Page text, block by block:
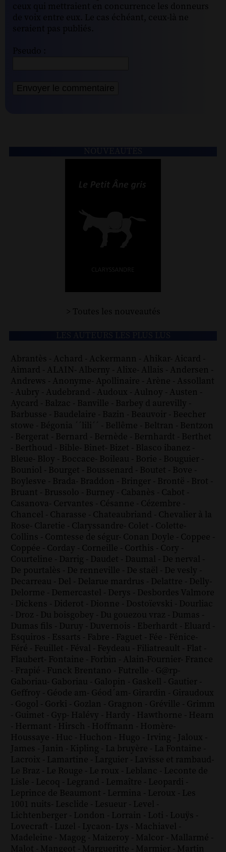
ceux qui mettraient en concurrence les donneurs
de voix entre eux. Le cas échéant, ceux-là ne
seraient pas publiés.
Pseudo :
> Toutes les nouveautés
Abrantès - Achard - Ackermann - Ahikar- Aicard -
Aimard - ALAIN- Alberny - Alixe- Allais - Andersen -
Andrews - Anonyme- Apollinaire - Arène - Assollant
- Aubry - Audebrand - Audoux - Aulnoy - Austen -
Aycard - Balzac - Banville - Barbey d aurevilly -
Barbusse - Baudelaire - Bazin - Beauvoir - Beecher
stowe - Bégonia ´´lili´´ - Bellême - Beltran - Bentzon
- Bergerat - Bernard - Bernède - Bernhardt - Berthet
- Berthoud - Bible- Binet- Bizet - Blasco ibanez -
Bleue- Bloy - Boccace- Boileau - Borie - Bouguier -
Bouniol - Bourget - Boussenard - Boutet - Bove -
Boylesve - Brada- Braddon - Bringer - Brontë - Brot -
Bruant - Brussolo - Burney - Cabanès - Cabot -
Casanova- Cervantes - Césanne - Cézembre -
Chancel - Charasse - Chateaubriand - Chevalier à la
Rose- Claretie - Claryssandre- Colet - Colette-
Collins - Comtesse de ségur- Conan Doyle - Coppee -
Coppée - Corday - Corneille - Corthis - Cory -
Courteline - Darrig - Daudet - Daumal - De nerval -
De pourtalès - De renneville - De staël - De vesly -
Decarreau - Del - Delarue mardrus - Delattre - Delly-
Delorme - Demercastel - Derys - Desbordes Valmore
- Dickens - Diderot - Dionne - Dostoïevski - Dourliac
- Droz - Du boisgobey - Du gouezou vraz - Dumas -
Dumas fils - Duruy - Duvernois - Eberhardt - Eluard -
Esquiros - Essarts - Fabre - Faguet - Fée - Fénice-
Féré - Feuillet - Féval - Feydeau - Filiatreault - Flat -
Flaubert- Fontaine - Forbin - Alain-Fournier- France
- Frapié - Funck Brentano - Futrelle - G@rp-
Gaboriau- Gaboriau - Galopin - Gaskell - Gautier -
Geffroy - Géode am- Géod´am- Girardin - Giraudoux
- Gogol - Gorki - Gozlan - Gragnon - Gréville - Grimm
- Guimet - Gyp- Halévy - Hardy - Hawthorne - Hearn
- Hermant - Hirsch - Hoffmann - Homère-
Houssaye - Huc - Huchon - Hugo - Irving - Jaloux -
James - Janin - Kipling - La bruyère - La Fontaine -
Lacroix - Lamartine - Larguier - Lavisse et rambaud-
Le Braz - Le Rouge - Le roux - Leblanc - Leconte de
Lisle - Lecoq - Legrand - Lemaître - Leopardi -
Leprince de Beaumont - Lermina - Leroux - Les
1001 nuits- Lesclide - Lesueur - Level -
Lichtenberger - London - Lorrain - Loti - Louÿs -
Lovecraft - Luzel - Lycaon- Lys - Machiavel -
Madeleine - Magog - Maizeroy - Malcor - Mallarmé -
Malot - Mangeot - Margueritte - Marmier - Martin